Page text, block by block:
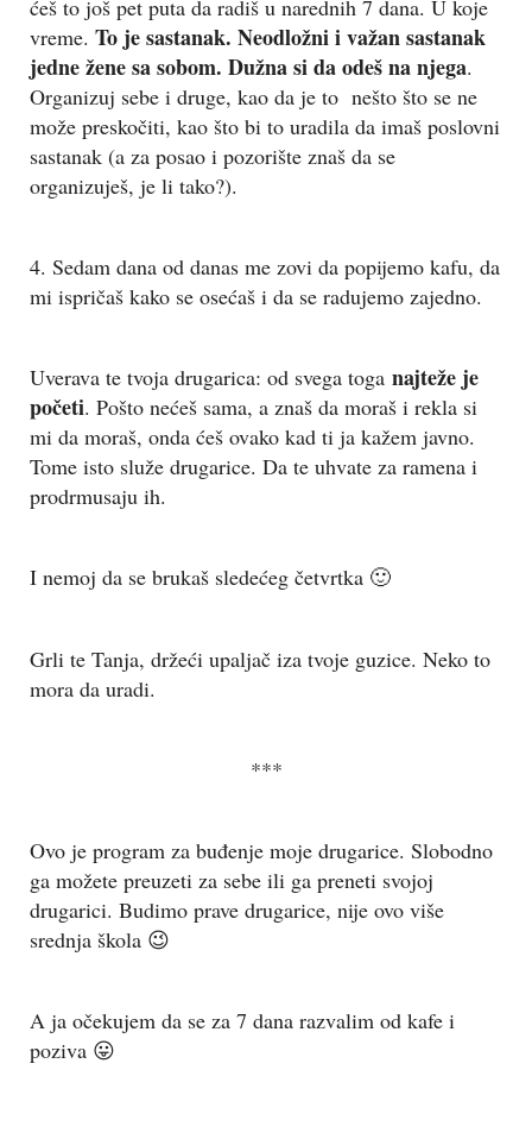
ćeš to još pet puta da radiš u narednih 7 dana. U koje
vreme. To je sastanak. Neodložni i važan sastanak
jedne žene sa sobom. Dužna si da odeš na njega.
Organizuj sebe i druge, kao da je to nešto što se ne
može preskočiti, kao što bi to uradila da imaš poslovni
sastanak (a za posao i pozorište znaš da se
organizuješ, je li tako?).
4. Sedam dana od danas me zovi da popijemo kafu, da
mi ispričaš kako se osećaš i da se radujemo zajedno.
Uverava te tvoja drugarica: od svega toga najteže je
početi. Pošto nećeš sama, a znaš da moraš i rekla si
mi da moraš, onda ćeš ovako kad ti ja kažem javno.
Tome isto služe drugarice. Da te uhvate za ramena i
prodrmusaju ih.
I nemoj da se brukaš sledećeg četvrtka 🙂
Grli te Tanja, držeći upaljač iza tvoje guzice. Neko to
mora da uradi.
***
Ovo je program za buđenje moje drugarice. Slobodno
ga možete preuzeti za sebe ili ga preneti svojoj
drugarici. Budimo prave drugarice, nije ovo više
srednja škola 😉
A ja očekujem da se za 7 dana razvalim od kafe i
poziva 😛